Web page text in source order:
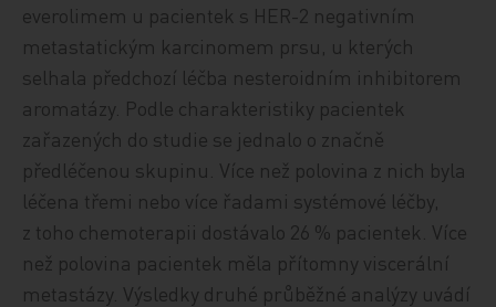
everolimem u pacientek s HER-2 negativním
metastatickým karcinomem prsu, u kterých
selhala předchozí léčba nesteroidním inhibitorem
aromatázy. Podle charakteristiky pacientek
zařazených do studie se jednalo o značně
předléčenou skupinu. Více než polovina z nich byla
léčena třemi nebo více řadami systémové léčby,
z toho chemoterapii dostávalo 26 % pacientek. Více
než polovina pacientek měla přítomny viscerální
metastázy. Výsledky druhé průběžné analýzy uvádí